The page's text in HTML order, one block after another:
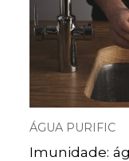
ÁGUA PURIFIC
Imunidade: